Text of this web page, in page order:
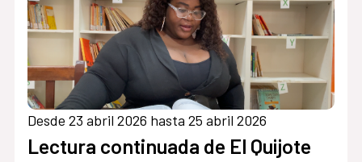
Desde 23 abril 2026 hasta 25 abril 2026
Lectura continuada de El Quijote